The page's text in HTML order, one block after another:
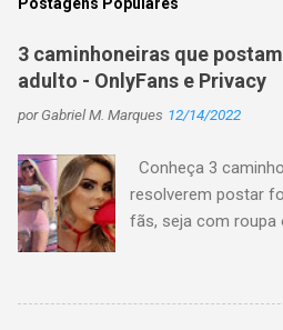
3 caminhoneiras que
adulto - OnlyFans e Privacy
porGabriel M. Marques 12/14/2022
Conheça 3
resolverem postar
fãs, seja com roupa
OnlyFans e Privacy
alta. Com a